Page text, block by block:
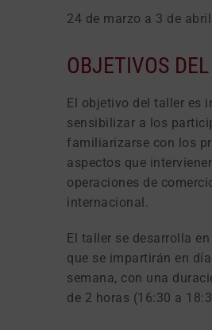
24 de marzo a 3 de
OBJETIVOS
El objetivo del taller es
sensibilizar a los
familiarizarse con los
aspectos que
operaciones de
internacional.
El taller se desarrolla
que se impartirán en
semana, con una
de 2 horas (16:30 a